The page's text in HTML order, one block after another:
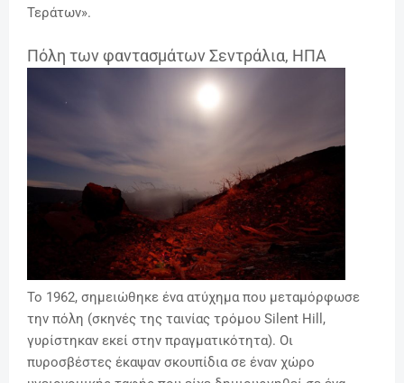
Τεράτων».
Πόλη των φαντασμάτων Σεντράλια, ΗΠΑ
Το 1962, σημειώθηκε ένα ατύχημα που μεταμόρφωσε
την πόλη (σκηνές της ταινίας τρόμου Silent Hill,
γυρίστηκαν εκεί στην πραγματικότητα). Οι
πυροσβέστες έκαψαν σκουπίδια σε έναν χώρο